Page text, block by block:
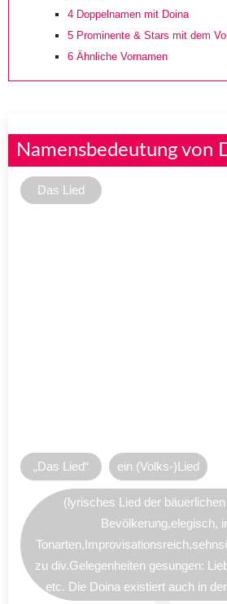
4 Doppelnamen mit Doina
5 Prominente & Stars mit dem
6 Ähnliche Vornamen
Namensbedeutung von
Das Lied
„Das Lied“ ein (Volks-)Lied
(lyrisches Lied der
Bevölkerung,elegisch,
zu div.Gelegenheiten gesungen:
etc. Die Doina existiert auch in